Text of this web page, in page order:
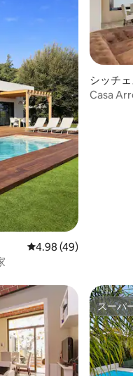
レビュー49件、5つ星
4.98 (49)
シッチ
Casa
スーパ
スーパ